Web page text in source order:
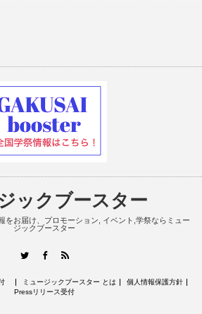
ックブースター
をお届け、プロモーション, イベント,学祭ならミュー
ジックブースター
TwitterFacebook
ミュージックブースター とは
個人情報保護方針
Pressリリース受付